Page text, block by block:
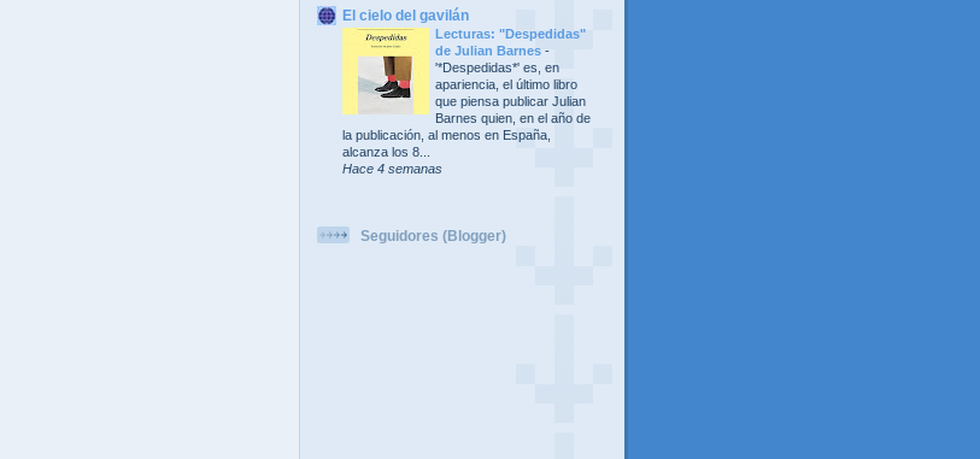
El cielo del gavilán
Lecturas: "Despedidas"
de Julian Barnes -
'*Despedidas*' es, en
apariencia, el último libro
que piensa publicar Julian
Barnes quien, en el año de
la publicación, al menos en España,
alcanza los 8...
Hace 4 semanas
Seguidores (Blogger)